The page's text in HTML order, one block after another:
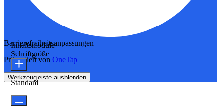
Barrierefreiheitsanpassungen
Präsentiert von OneTap
Werkzeugleiste ausblenden
Inhaltsmodule
Schriftgröße
Standard